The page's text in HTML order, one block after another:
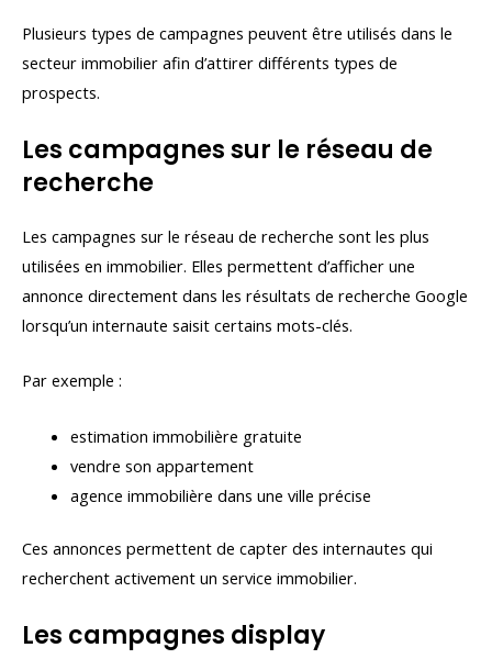
Plusieurs types de campagnes peuvent être utilisés dans le
secteur immobilier afin d’attirer différents types de
prospects.
Les campagnes sur le réseau de
recherche
Les campagnes sur le réseau de recherche sont les plus
utilisées en immobilier. Elles permettent d’afficher une
annonce directement dans les résultats de recherche Google
lorsqu’un internaute saisit certains mots-clés.
Par exemple :
estimation immobilière gratuite
vendre son appartement
agence immobilière dans une ville précise
Ces annonces permettent de capter des internautes qui
recherchent activement un service immobilier.
Les campagnes display